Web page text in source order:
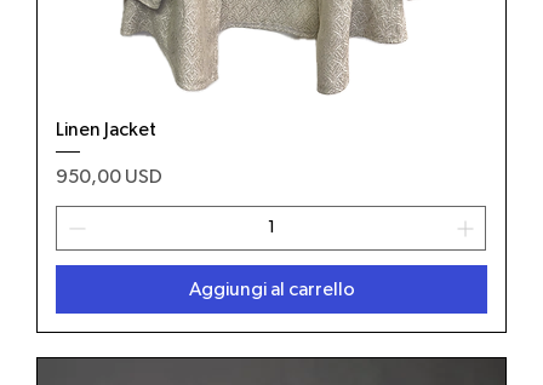
Linen Jacket
Prezzo
950,00 USD
Aggiungi al carrello